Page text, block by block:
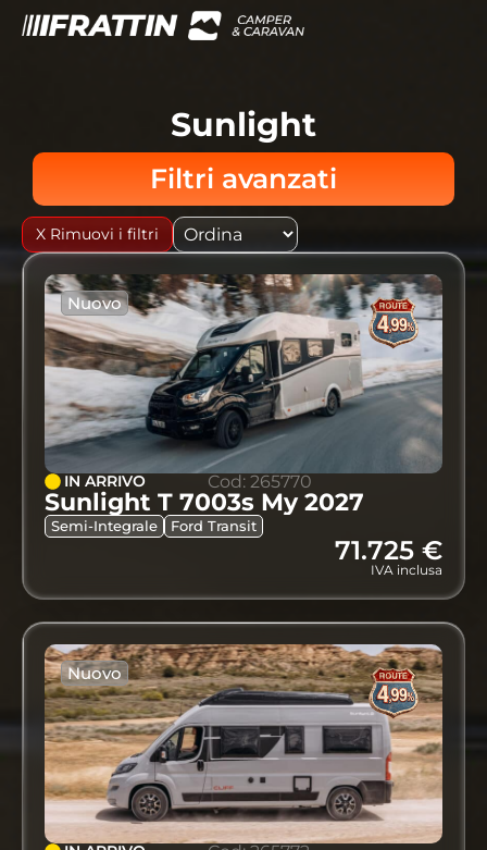
Sunlight
Filtri avanzati
X Rimuovi i filtri
Nuovo
IN ARRIVO Cod: 265770
Sunlight T 7003s My 2027
Semi-Integrale Ford Transit
71.725 €
IVA inclusa
Nuovo